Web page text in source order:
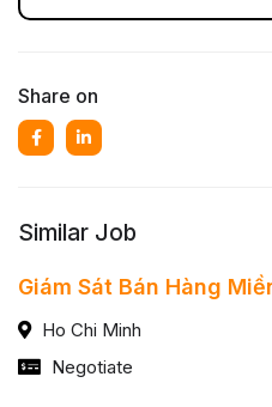
Share on
Similar Job
Giám Sát Bán Hàng
Ho Chi Minh
Negotiate